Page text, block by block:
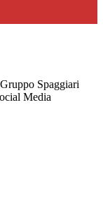
Spaggiari
Media